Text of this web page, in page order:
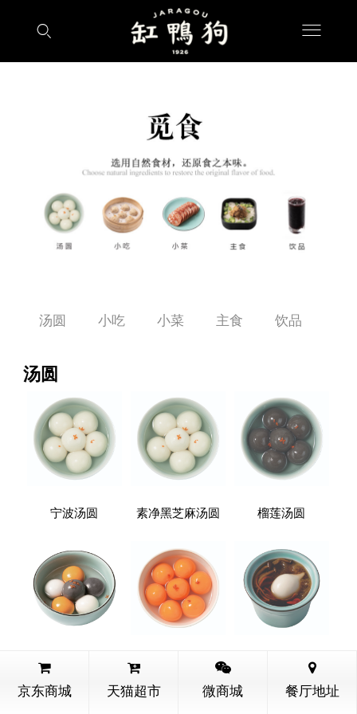
汤圆 小吃 小菜 主食 饮品
汤圆
宁波汤圆 素净黑芝麻汤圆 榴莲汤圆
全家福汤圆 一品菌菇汤圆
京东商城 天猫超市 微商城 餐厅地址